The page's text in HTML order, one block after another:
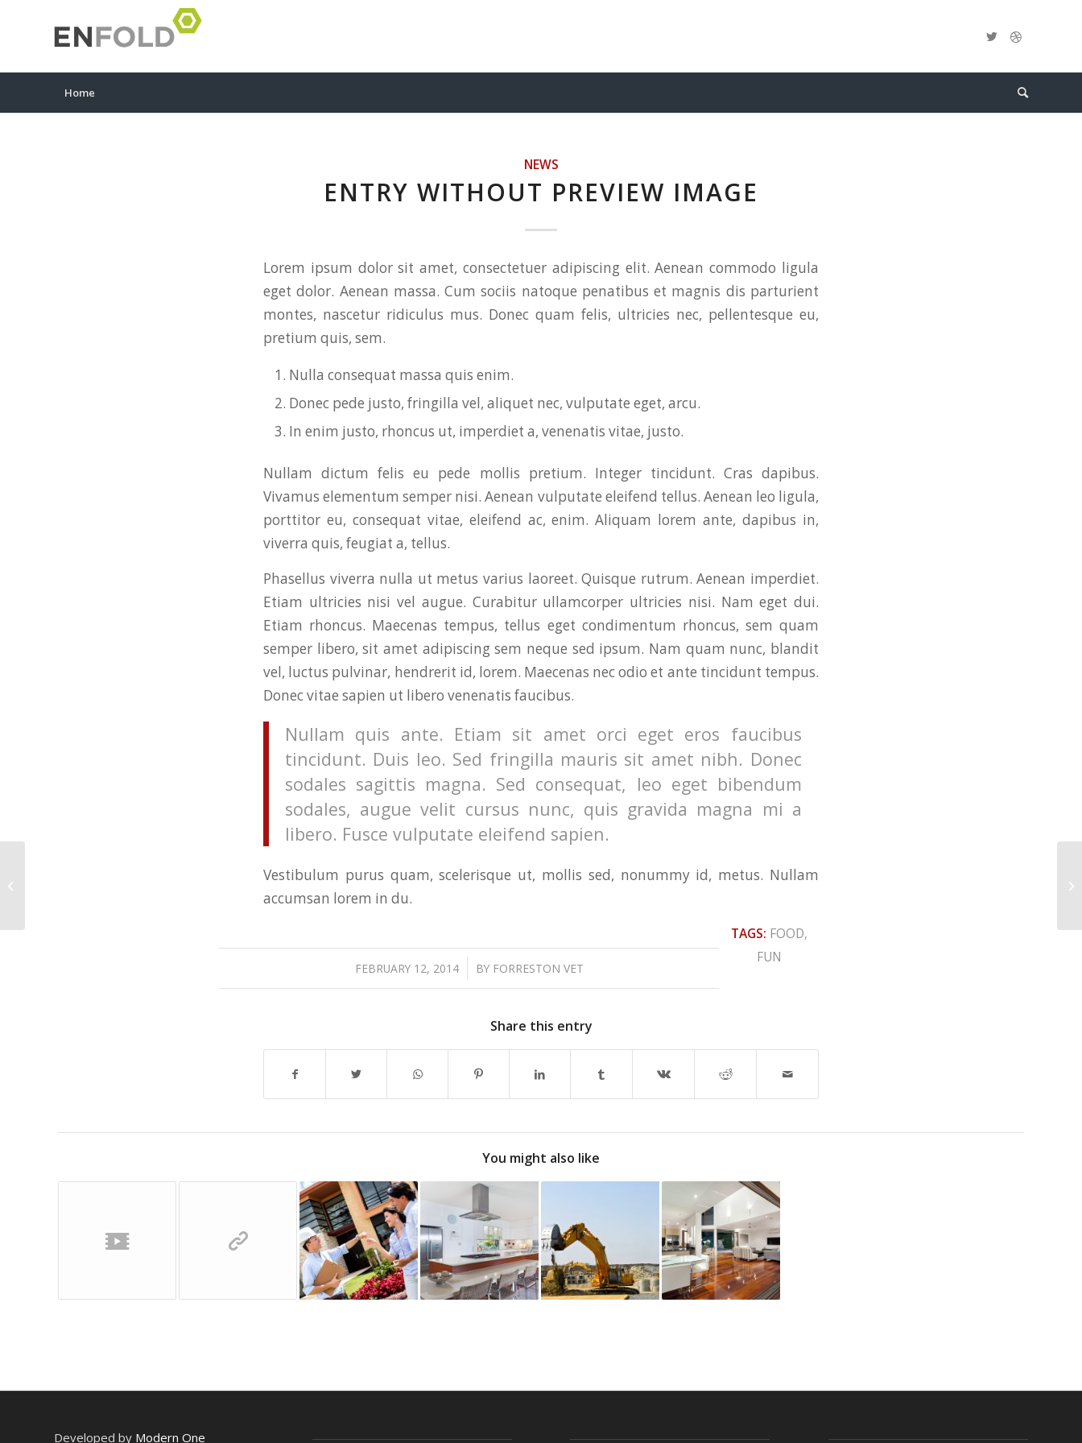
Home
NEWS
ENTRY WITHOUT PREVIEW IMAGE
Lorem ipsum dolor sit amet, consectetuer adipiscing elit. Aenean commodo ligula
eget dolor. Aenean massa. Cum sociis natoque penatibus et magnis dis parturient
montes, nascetur ridiculus mus. Donec quam felis, ultricies nec, pellentesque eu,
pretium quis, sem.
Nulla consequat massa quis enim.
Donec pede justo, fringilla vel, aliquet nec, vulputate eget, arcu.
In enim justo, rhoncus ut, imperdiet a, venenatis vitae, justo.
Nullam dictum felis eu pede mollis pretium. Integer tincidunt. Cras dapibus.
Vivamus elementum semper nisi. Aenean vulputate eleifend tellus. Aenean leo ligula,
porttitor eu, consequat vitae, eleifend ac, enim. Aliquam lorem ante, dapibus in,
viverra quis, feugiat a, tellus.
Phasellus viverra nulla ut metus varius laoreet. Quisque rutrum. Aenean imperdiet.
Etiam ultricies nisi vel augue. Curabitur ullamcorper ultricies nisi. Nam eget dui.
Etiam rhoncus. Maecenas tempus, tellus eget condimentum rhoncus, sem quam
semper libero, sit amet adipiscing sem neque sed ipsum. Nam quam nunc, blandit
vel, luctus pulvinar, hendrerit id, lorem. Maecenas nec odio et ante tincidunt tempus.
Donec vitae sapien ut libero venenatis faucibus.
Nullam quis ante. Etiam sit amet orci eget eros faucibus
tincidunt. Duis leo. Sed fringilla mauris sit amet nibh. Donec
sodales sagittis magna. Sed consequat, leo eget bibendum
sodales, augue velit cursus nunc, quis gravida magna mi a
libero. Fusce vulputate eleifend sapien.
Vestibulum purus quam, scelerisque ut, mollis sed, nonummy id, metus. Nullam
accumsan lorem in du.
FEBRUARY 12, 2014
/ BY FORRESTON VET
TAGS: FOOD,
FUN
Share this entry
You might also like
Developed by Modern One